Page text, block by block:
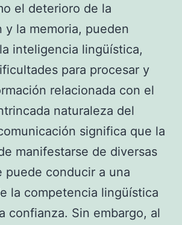
el deterioro de la
y la memoria, pueden
inteligencia lingüística,
para procesar y
relacionada con el
naturaleza del
significa que la
manifestarse de diversas
puede conducir a una
la competencia lingüística
confianza. Sin embargo, al